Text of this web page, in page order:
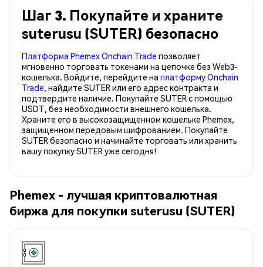
Шаг 3. Покупайте и храните
suterusu (SUTER) безопасно
Платформа Phemex Onchain Trade позволяет
мгновенно торговать токенами на цепочке без Web3-
кошелька. Войдите, перейдите на платформу Onchain
Trade, найдите SUTER или его адрес контракта и
подтвердите наличие. Покупайте SUTER с помощью
USDT, без необходимости внешнего кошелька.
Храните его в высокозащищенном кошельке Phemex,
защищенном передовым шифрованием. Покупайте
SUTER безопасно и начинайте торговать или хранить
вашу покупку SUTER уже сегодня!
Phemex - лучшая криптовалютная
биржа для покупки suterusu (SUTER)